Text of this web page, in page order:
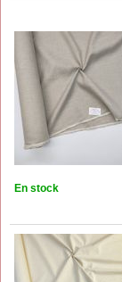
En stock